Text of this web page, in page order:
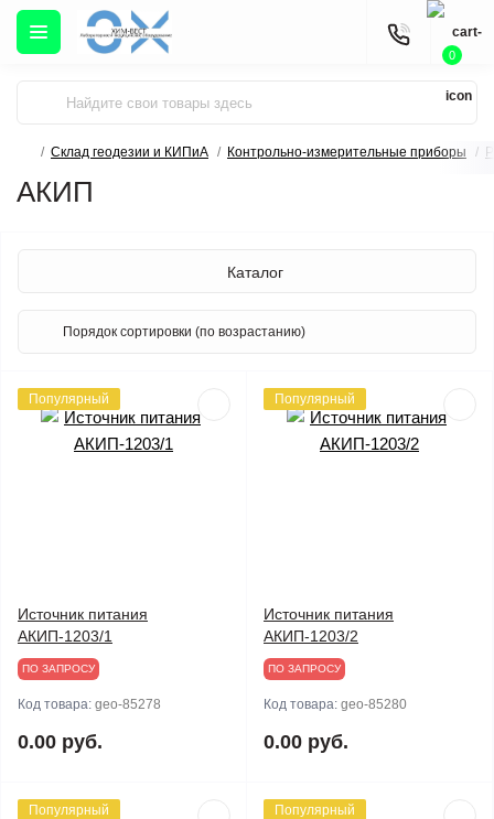
0
Склад геодезии и КИПиА Контрольно-измерительные приборы
АКИП
Каталог
Популярный
Источник питания
АКИП-1203/1
ПО ЗАПРОСУ
Код товара: geo-85278
0.00 руб.
Популярный
Источник питания
АКИП-1203/2
ПО ЗАПРОСУ
Код товара: geo-85280
0.00 руб.
Популярный Популярный